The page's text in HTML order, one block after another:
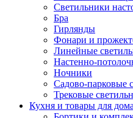
Светильники
Бра
Гирлянды
Фонари и
Линейные
Настенно-
Ночники
Садово-парковые
Трековые
Кухня и товары для дома